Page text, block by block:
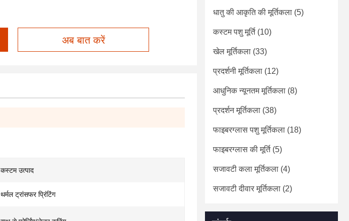
अब बात करें
कस्टम उत्पाद
थर्मल ट्रांसफर प्रिंटिंग
धातु की आकृति की मूर्तिकला (5)
कस्टम पशु मूर्ति(10)
खेल मूर्तिकला (33)
प्रदर्शनी मूर्तिकला (12)
आधुनिक न्यूनतम मूर्तिकला (8)
प्रदर्शन मूर्तिकला (38)
फाइबरग्लास पशु मूर्तिकला (18)
फाइबरग्लास की मूर्ति(5)
सजावटी कला मूर्तिकला (4)
सजावटी दीवार मूर्तिकला (2)